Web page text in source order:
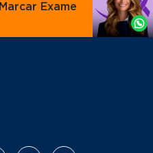
por
Whatsapp
Marcar Exame